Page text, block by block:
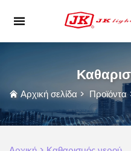
Αρχική σελίδα > Προϊόντα